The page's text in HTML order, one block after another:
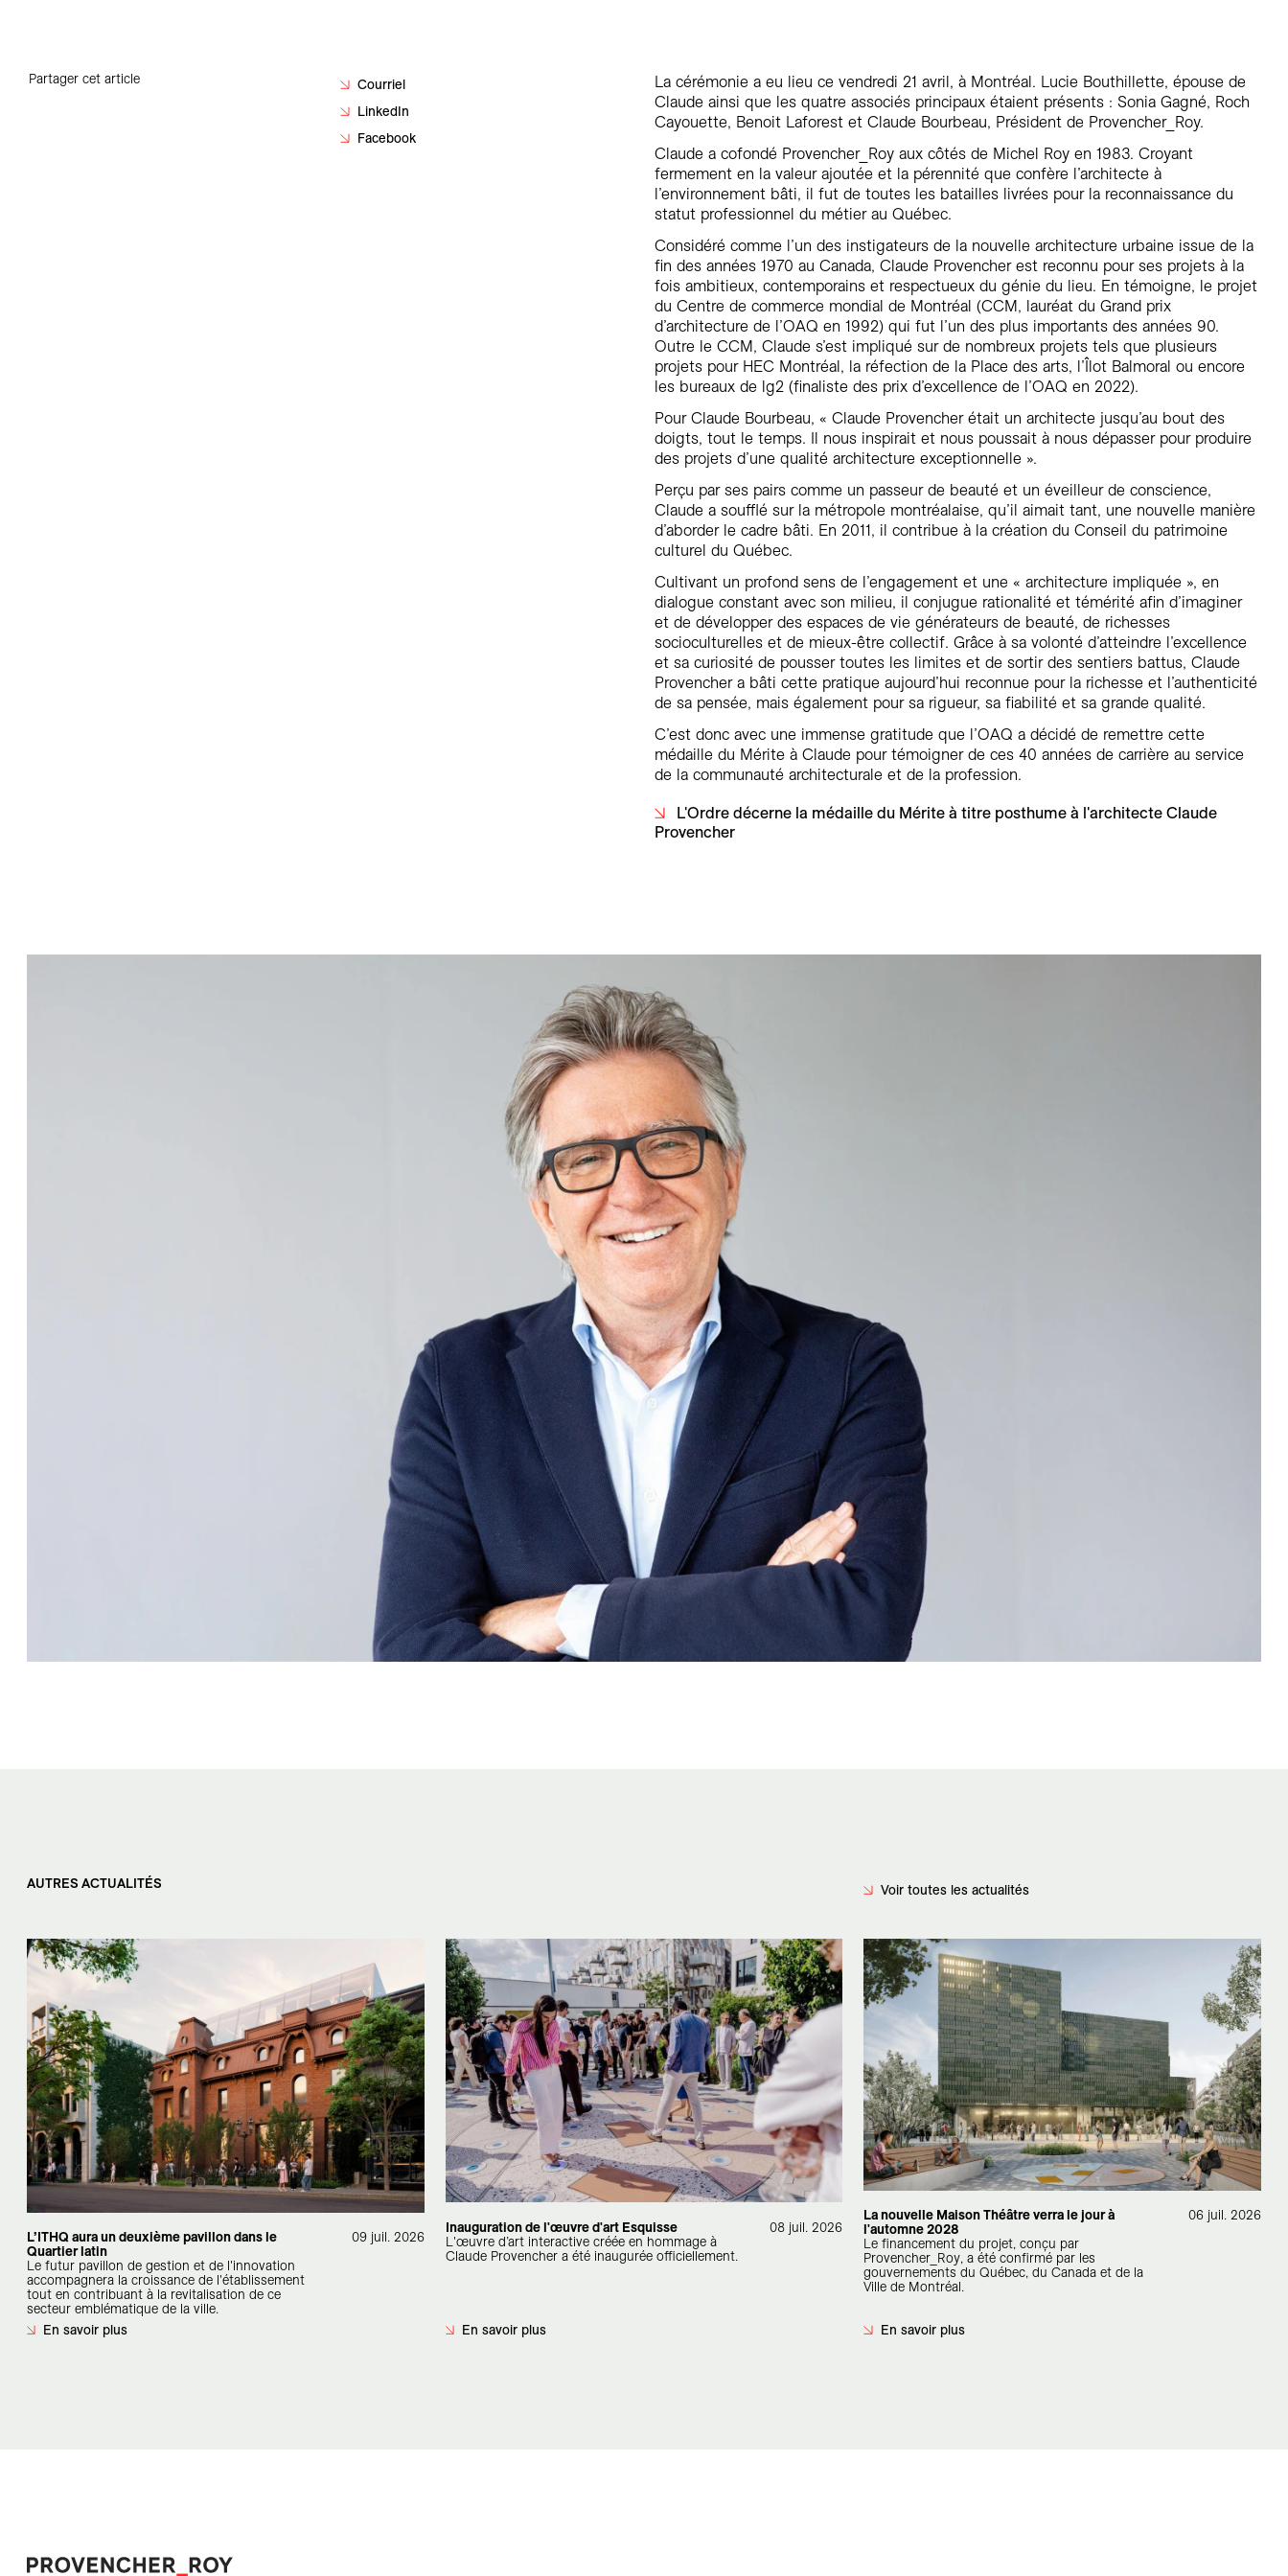
Sport et divertissement
Transport
Partager cet article
Courriel
LinkedIn
Facebook
La cérémonie a eu lieu ce vendredi 21 avril, à Montréal. Lucie Bouthillette, épouse de
Claude ainsi que les quatre associés principaux étaient présents : Sonia Gagné, Roch
Cayouette, Benoit Laforest et Claude Bourbeau, Président de Provencher_Roy.
Claude a cofondé Provencher_Roy aux côtés de Michel Roy en 1983. Croyant
fermement en la valeur ajoutée et la pérennité que confère l’architecte à
l’environnement bâti, il fut de toutes les batailles livrées pour la reconnaissance du
statut professionnel du métier au Québec.
Considéré comme l’un des instigateurs de la nouvelle architecture urbaine issue de la
fin des années 1970 au Canada, Claude Provencher est reconnu pour ses projets à la
fois ambitieux, contemporains et respectueux du génie du lieu. En témoigne, le projet
du Centre de commerce mondial de Montréal (CCM, lauréat du Grand prix
d’architecture de l’OAQ en 1992) qui fut l’un des plus importants des années 90.
Outre le CCM, Claude s’est impliqué sur de nombreux projets tels que plusieurs
projets pour HEC Montréal, la réfection de la Place des arts, l’Îlot Balmoral ou encore
les bureaux de lg2 (finaliste des prix d’excellence de l’OAQ en 2022).
Pour Claude Bourbeau, « Claude Provencher était un architecte jusqu’au bout des
doigts, tout le temps. Il nous inspirait et nous poussait à nous dépasser pour produire
des projets d’une qualité architecture exceptionnelle ».
Perçu par ses pairs comme un passeur de beauté et un éveilleur de conscience,
Claude a soufflé sur la métropole montréalaise, qu’il aimait tant, une nouvelle manière
d’aborder le cadre bâti. En 2011, il contribue à la création du Conseil du patrimoine
culturel du Québec.
Cultivant un profond sens de l’engagement et une « architecture impliquée », en
dialogue constant avec son milieu, il conjugue rationalité et témérité afin d’imaginer
et de développer des espaces de vie générateurs de beauté, de richesses
socioculturelles et de mieux-être collectif. Grâce à sa volonté d’atteindre l’excellence
et sa curiosité de pousser toutes les limites et de sortir des sentiers battus, Claude
Provencher a bâti cette pratique aujourd’hui reconnue pour la richesse et l’authenticité
de sa pensée, mais également pour sa rigueur, sa fiabilité et sa grande qualité.
C’est donc avec une immense gratitude que l’OAQ a décidé de remettre cette
médaille du Mérite à Claude pour témoigner de ces 40 années de carrière au service
de la communauté architecturale et de la profession.
L'Ordre décerne la médaille du Mérite à titre posthume à l'architecte Claude
Provencher
AUTRES ACTUALITÉS Voir toutes les actualités
L’ITHQ aura un deuxième pavillon dans le
Quartier latin
Le futur pavillon de gestion et de l'innovation
accompagnera la croissance de l'établissement
tout en contribuant à la revitalisation de ce
secteur emblématique de la ville.
En savoir plus
09 juil. 2026
Inauguration de l'œuvre d'art Esquisse
L'œuvre d’art interactive créée en hommage à
Claude Provencher a été inaugurée officiellement.
En savoir plus
08 juil. 2026
La nouvelle Maison Théâtre verra le jour à
l'automne 2028
Le financement du projet, conçu par
Provencher_Roy, a été confirmé par les
gouvernements du Québec, du Canada et de la
Ville de Montréal.
En savoir plus
06 juil. 2026